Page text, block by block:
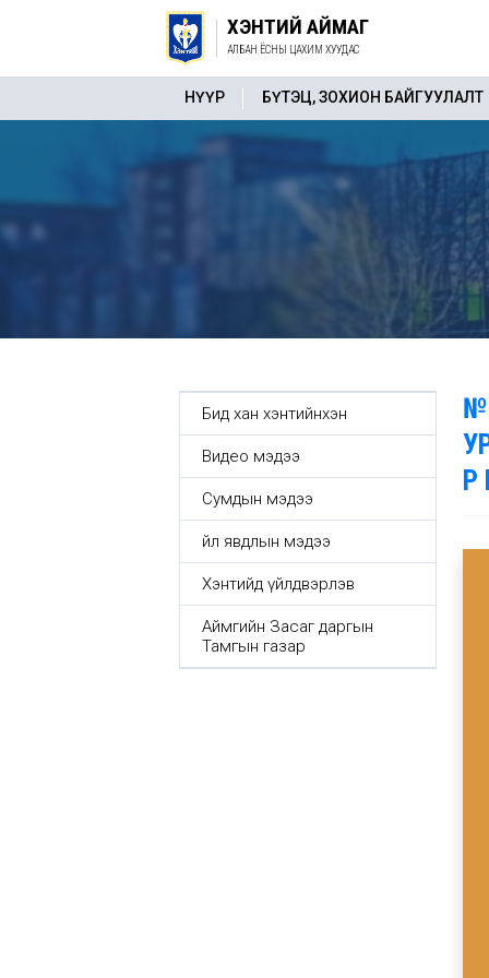
ХЭНТИЙ АЙМАГ
АЛБАН ЁСНЫ ЦАХИМ ХУУДАС
НҮҮР БҮТЭЦ, ЗОХИОН БАЙГУУЛАЛТ
Бид хан хэнтийнхэн
Видео мэдээ
Сумдын мэдээ
Үйл явдлын мэдээ
Хэнтийд үйлдвэрлэв
Аймгийн Засаг даргын
Тамгын газар
Р